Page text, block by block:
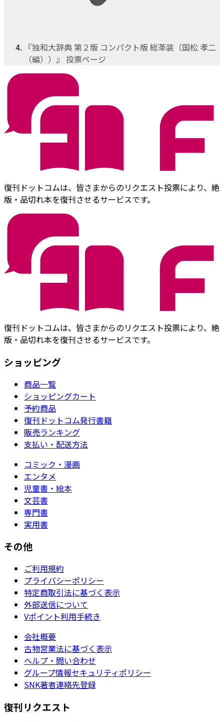
『独和大辞典 第２版 コンパクト版 総革装（国松 孝二
（編））』 投票ページ
復刊ドットコムは、皆さまからのリクエスト投票により、絶
版・品切れ本を復刊させるサービスです。
復刊ドットコムは、皆さまからのリクエスト投票により、絶
版・品切れ本を復刊させるサービスです。
ショッピング
商品一覧
ショッピングカート
予約商品
復刊ドットコム発行書籍
販売ランキング
支払い・配送方法
コミック・漫画
エンタメ
児童書・絵本
文芸書
専門書
実用書
その他
ご利用規約
プライバシーポリシー
特定商取引法に基づく表示
外部送信について
Vポイント利用手続き
会社概要
古物営業法に基づく表示
ヘルプ・問い合わせ
グループ情報セキュリティポリシー
SNK著者連絡先登録
復刊リクエスト